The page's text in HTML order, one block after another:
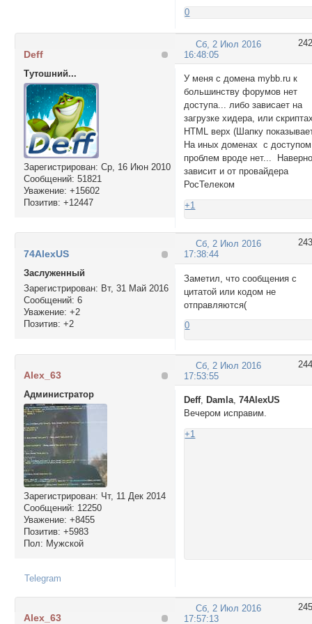
0
242
Сб, 2 Июл 2016
16:48:05
Deff
Тутошний...
Зарегистрирован: Ср, 16 Июн 2010
Сообщений: 51821
Уважение: +15602
Позитив: +12447
У меня с домена mybb.ru к
большинству форумов нет
доступа... либо зависает на
загрузке хидера, или
HTML верх (Шапку
На иных доменах с доступом
проблем вроде нет...
зависит и от провайдера
РосТелеком
+1
243
Сб, 2 Июл 2016
17:38:44
74AlexUS
Заслуженный
Зарегистрирован: Вт, 31 Май 2016
Сообщений: 6
Уважение: +2
Позитив: +2
Заметил, что сообщения с
цитатой или кодом не
отправляются(
0
244
Сб, 2 Июл 2016
17:53:55
Alex_63
Администратор
Зарегистрирован: Чт, 11 Дек 2014
Сообщений: 12250
Уважение: +8455
Позитив: +5983
Пол: Мужской
Deff, Damla ,74AlexUS
Вечером исправим.
+1
Telegram
245
Сб, 2 Июл 2016
17:57:13
Alex_63